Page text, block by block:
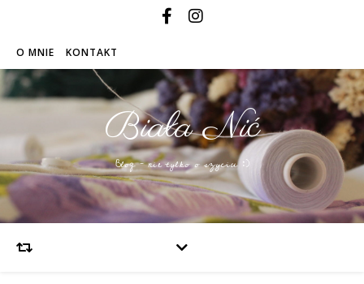
O MNIE KONTAKT
Biała Nić
Blog – nie tylko o szyciu :)